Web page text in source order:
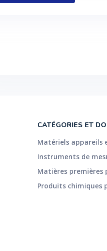
CATÉGORIES ET
Matériels appareils
Instruments de
Matières
Produits chimiques